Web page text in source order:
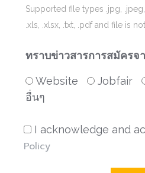
Supported file types .jpg,
.xls, .xlsx, .txt, .pdfand file is
ทราบข่าวสารการสมัครจ
Website Jobfair
อื่นๆ
I acknowledge and
Policy